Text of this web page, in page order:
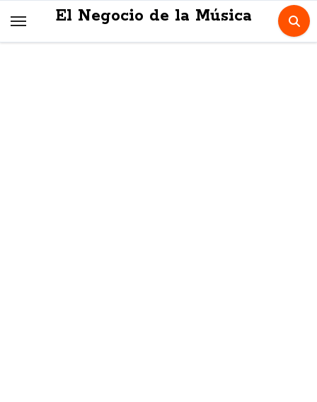
El Negocio de la Música